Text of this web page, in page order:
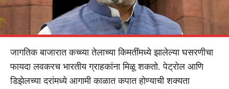
जागतिक बाजारात कच्च्या तेलाच्या किमतींमध्ये झालेल्या घसरणीचा
फायदा लवकरच भारतीय ग्राहकांना मिळू शकतो. पेट्रोल आणि
डिझेलच्या दरांमध्ये आगामी काळात कपात होण्याची शक्यता